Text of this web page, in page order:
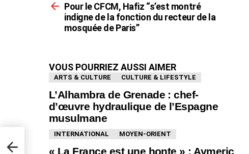
voir
Pour le CFCM, Hafiz “s’est montré
indigne de la fonction du recteur de la
mosquée de Paris”
VOUS POURRIEZ AUSSI AIMER
ARTS & CULTURE CULTURE & LIFESTYLE
L’Alhambra de Grenade : chef-
d’œuvre hydraulique de l’Espagne
musulmane
INTERNATIONAL MOYEN-ORIENT
« La France est une honte » : Aymeric
de